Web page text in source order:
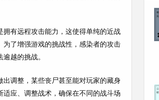
有远程攻击能力，这使得单纯的近战
了增强游戏的挑战性，感染者的攻击
越的挑战。
调整，某些丧尸甚至能对玩家的藏身
应、调整战术，确保在不同的战斗场